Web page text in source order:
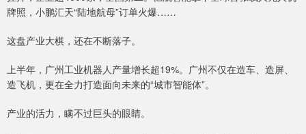
牌照，小鹏汇天“陆地航母”订单火爆……
这盘产业大棋，还在不断落子。
上半年，广州工业机器人产量增长超19%。广州不仅在造车、造屏、
造飞机，更在全力打造面向未来的“城市智能体”。
产业的活力，瞒不过巨头的眼睛。